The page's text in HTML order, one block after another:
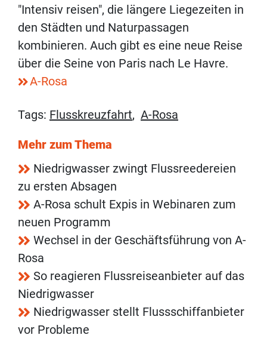
"Intensiv reisen", die längere Liegezeiten in
den Städten und Naturpassagen
kombinieren. Auch gibt es eine neue Reise
über die Seine von Paris nach Le Havre.
A-Rosa
Tags: Flusskreuzfahrt, A-Rosa
Mehr zum Thema
Niedrigwasser zwingt Flussreedereien
zu ersten Absagen
A-Rosa schult Expis in Webinaren zum
neuen Programm
Wechsel in der Geschäftsführung von A-
Rosa
So reagieren Flussreiseanbieter auf das
Niedrigwasser
Niedrigwasser stellt Flussschiffanbieter
vor Probleme